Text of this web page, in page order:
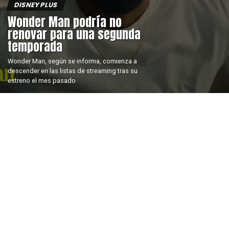
DISNEY PLUS
Wonder Man podría no
renovar para una segunda
temporada
Wonder Man, según se informa, comienza a
descender en las listas de streaming tras su
estreno el mes pasado